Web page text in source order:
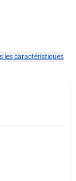
les caractéristiques